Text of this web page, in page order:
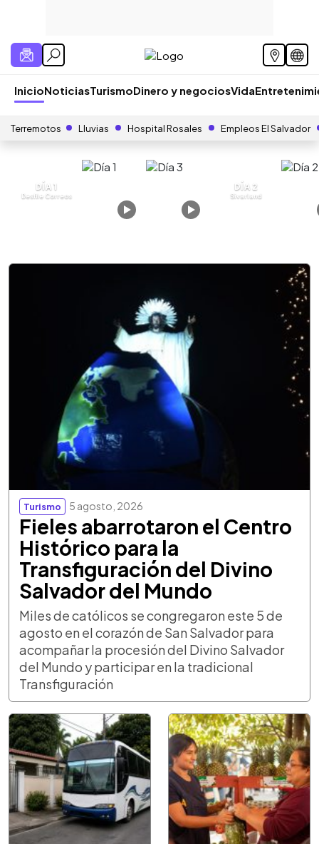
InicioNoticiasTurismoDinero y negociosVida
Terremotos Lluvias Hospital Rosales Empleos El Salvador
DÍA 1
Desfile Correos
DÍA 2
Sivarland
Turismo 5 agosto, 2026
Fieles abarrotaron el Centro
Histórico para la
Transfiguración del Divino
Salvador del Mundo
Miles de católicos se congregaron este 5 de
agosto en el corazón de San Salvador para
acompañar la procesión del Divino Salvador
del Mundo y participar en la tradicional
Transfiguración